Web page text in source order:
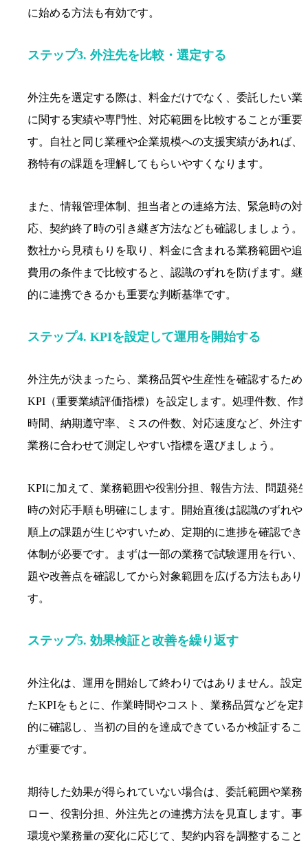
に始める方法も有効です。
ステップ3. 外注先を比較・選定する
外注先を選定する際は、料金だけでなく、委託したい業
に関する実績や専門性、対応範囲を比較することが重要
す。自社と同じ業種や企業規模への支援実績があれば、
務特有の課題を理解してもらいやすくなります。
また、情報管理体制、担当者との連絡方法、緊急時の対
応、契約終了時の引き継ぎ方法なども確認しましょう。
数社から見積もりを取り、料金に含まれる業務範囲や追
費用の条件まで比較すると、認識のずれを防げます。継
的に連携できるかも重要な判断基準です。
ステップ4. KPIを設定して運用を開始する
外注先が決まったら、業務品質や生産性を確認するため
KPI（重要業績評価指標）を設定します。処理件数、作
時間、納期遵守率、ミスの件数、対応速度など、外注す
業務に合わせて測定しやすい指標を選びましょう。
KPIに加えて、業務範囲や役割分担、報告方法、問題発
時の対応手順も明確にします。開始直後は認識のずれや
順上の課題が生じやすいため、定期的に進捗を確認でき
体制が必要です。まずは一部の業務で試験運用を行い、
題や改善点を確認してから対象範囲を広げる方法もあり
す。
ステップ5. 効果検証と改善を繰り返す
外注化は、運用を開始して終わりではありません。設定
たKPIをもとに、作業時間やコスト、業務品質などを定
的に確認し、当初の目的を達成できているか検証するこ
が重要です。
期待した効果が得られていない場合は、委託範囲や業務
ロー、役割分担、外注先との連携方法を見直します。事
環境や業務量の変化に応じて、契約内容を調整すること